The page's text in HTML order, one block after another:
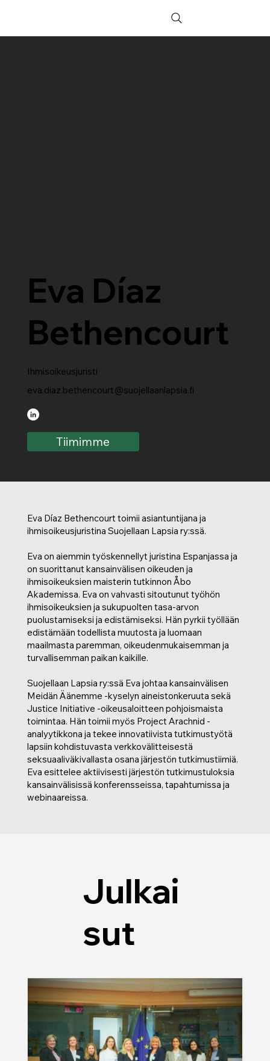
Eva Díaz
Bethencourt
Ihmisoikeusjuristi
eva.diaz.bethencourt@suojellaanlapsia.fi
Tiimimme
Eva Díaz Bethencourt toimii asiantuntijana ja
ihmisoikeusjuristina Suojellaan Lapsia ry:ssä.
Eva on aiemmin työskennellyt juristina Espanjassa ja
on suorittanut kansainvälisen oikeuden ja
ihmisoikeuksien maisterin tutkinnon Åbo
Akademissa. Eva on vahvasti sitoutunut työhön
ihmisoikeuksien ja sukupuolten tasa-arvon
puolustamiseksi ja edistämiseksi. Hän pyrkii työllään
edistämään todellista muutosta ja luomaan
maailmasta paremman, oikeudenmukaisemman ja
turvallisemman paikan kaikille.
Suojellaan Lapsia ry:ssä Eva johtaa kansainvälisen
Meidän Äänemme -kyselyn aineistonkeruuta sekä
Justice Initiative -oikeusaloitteen pohjoismaista
toimintaa. Hän toimii myös Project Arachnid -
analyytikkona ja tekee innovatiivista tutkimustyötä
lapsiin kohdistuvasta verkkovälitteisestä
seksuaaliväkivallasta osana järjestön tutkimustiimiä.
Eva esittelee aktiivisesti järjestön tutkimustuloksia
kansainvälisissä konferensseissa, tapahtumissa ja
webinaareissa.
Julkai
sut